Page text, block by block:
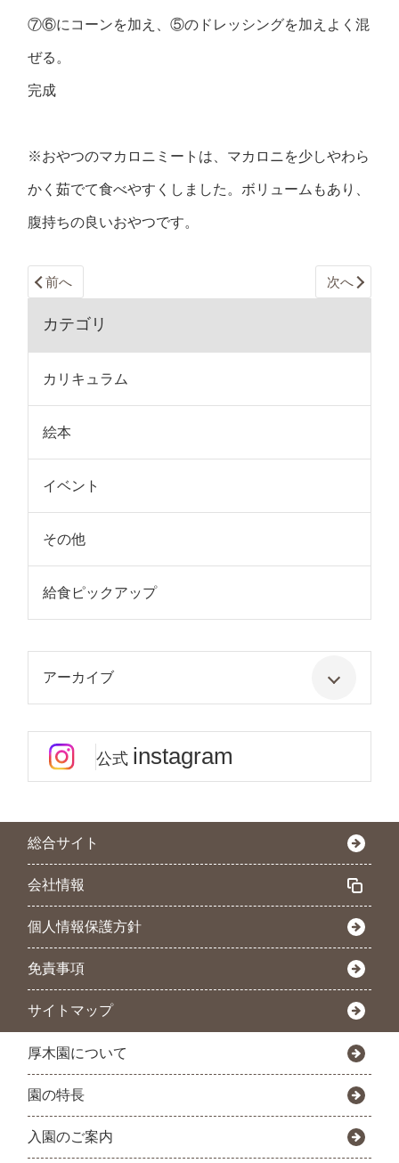
⑦⑥にコーンを加え、⑤のドレッシングを加えよく混
ぜる。
完成
※おやつのマカロニミートは、マカロニを少しやわら
かく茹でて食べやすくしました。ボリュームもあり、
腹持ちの良いおやつです。
前へ 次へ
カテゴリ
カリキュラム
絵本
イベント
その他
給食ピックアップ
アーカイブ
公式 instagram
総合サイト
会社情報
個人情報保護方針
免責事項
サイトマップ
厚木園について
園の特長
入園のご案内